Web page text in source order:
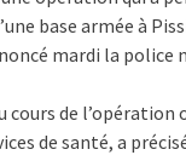
base armée à
mardi la police
cours de
de santé, a